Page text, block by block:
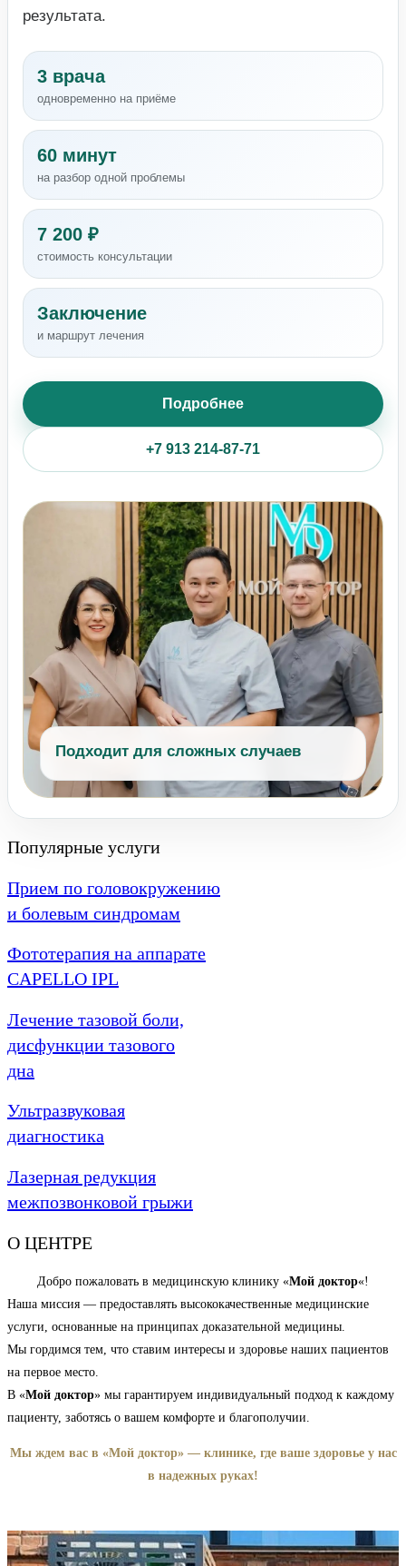
результата.
3 врача
одновременно на приёме
60 минут
на разбор одной проблемы
7 200 ₽
стоимость консультации
Заключение
и маршрут лечения
Подробнее
+7 913 214-87-71
Подходит для сложных случаев
Популярные услуги
Прием по головокружению
и болевым синдромам
Фототерапия на аппарате
CAPELLO IPL
Лечение тазовой боли,
дисфункции тазового
дна
Ультразвуковая
диагностика
Лазерная редукция
межпозвонковой грыжи
О ЦЕНТРЕ
Добро пожаловать в медицинскую клинику «Мой доктор«!
Наша миссия — предоставлять высококачественные медицинские
услуги, основанные на принципах доказательной медицины.
Мы гордимся тем, что ставим интересы и здоровье наших пациентов
на первое место.
В «Мой доктор» мы гарантируем индивидуальный подход к каждому
пациенту, заботясь о вашем комфорте и благополучии.
Мы ждем вас в «Мой доктор» — клинике, где ваше здоровье у нас
в надежных руках!